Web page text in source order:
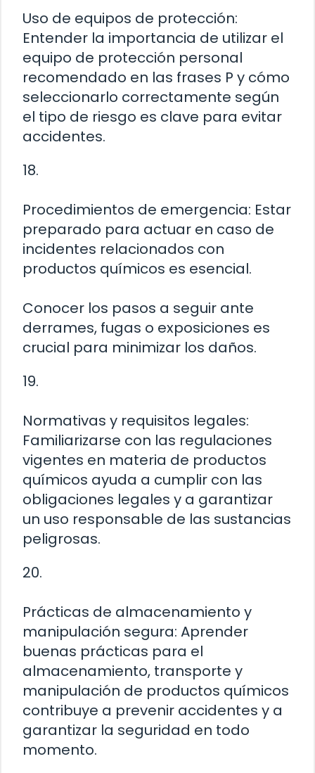
Uso de equipos de protección:
Entender la importancia de utilizar el
equipo de protección personal
recomendado en las frases P y cómo
seleccionarlo correctamente según
el tipo de riesgo es clave para evitar
accidentes.
18.
Procedimientos de emergencia: Estar
preparado para actuar en caso de
incidentes relacionados con
productos químicos es esencial.
Conocer los pasos a seguir ante
derrames, fugas o exposiciones es
crucial para minimizar los daños.
19.
Normativas y requisitos legales:
Familiarizarse con las regulaciones
vigentes en materia de productos
químicos ayuda a cumplir con las
obligaciones legales y a garantizar
un uso responsable de las sustancias
peligrosas.
20.
Prácticas de almacenamiento y
manipulación segura: Aprender
buenas prácticas para el
almacenamiento, transporte y
manipulación de productos químicos
contribuye a prevenir accidentes y a
garantizar la seguridad en todo
momento.